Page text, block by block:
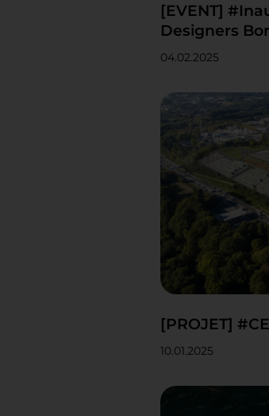
[EVENT]
Designers
04.02.2025
[PROJET]
10.01.2025